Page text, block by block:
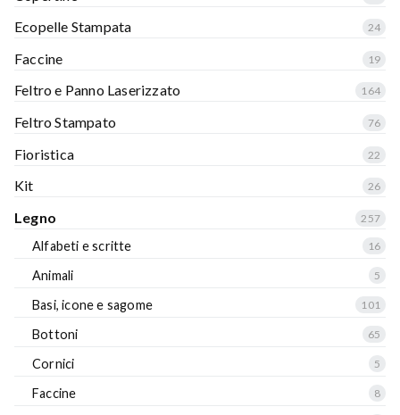
Ecopelle Stampata 24
Faccine 19
Feltro e Panno Laserizzato 164
Feltro Stampato 76
Fioristica 22
Kit 26
Legno 257
Alfabeti e scritte 16
Animali 5
Basi, icone e sagome 101
Bottoni 65
Cornici 5
Faccine 8